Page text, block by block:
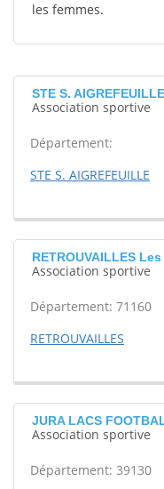
les femmes.
STE S.
Association sportive
Département:
STE S. AIGREFEUILLE
RETROUVAILLES
Association sportive
Département: 71160
RETROUVAILLES
JURA LACS
Association sportive
Département: 39130